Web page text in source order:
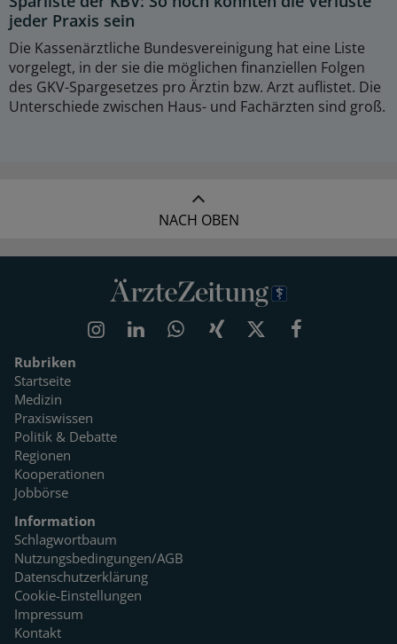
jeder Praxis sein
Die Kassenärztliche Bundesvereinigung hat eine Liste
vorgelegt, in der sie die möglichen finanziellen Folgen
des GKV-Spargesetzes pro Ärztin bzw. Arzt auflistet. Die
Unterschiede zwischen Haus- und Fachärzten sind groß.
NACH OBEN
Rubriken
Startseite
Medizin
Praxiswissen
Politik & Debatte
Regionen
Kooperationen
Jobbörse
Information
Schlagwortbaum
Nutzungsbedingungen/AGB
Datenschutzerklärung
Cookie-Einstellungen
Impressum
Kontakt